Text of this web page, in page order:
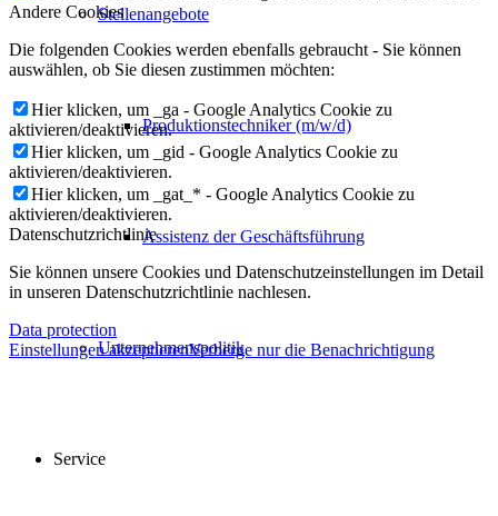
Stellenangebote
Produktionstechniker (m/w/d)
Assistenz der Geschäftsführung
Unternehmenspolitik
Service
Andere Cookies
Die folgenden Cookies werden ebenfalls gebraucht - Sie können
auswählen, ob Sie diesen zustimmen möchten:
Hier klicken, um _ga - Google Analytics Cookie zu
aktivieren/deaktivieren.
Hier klicken, um _gid - Google Analytics Cookie zu
aktivieren/deaktivieren.
Hier klicken, um _gat_* - Google Analytics Cookie zu
aktivieren/deaktivieren.
Datenschutzrichtlinie
Sie können unsere Cookies und Datenschutzeinstellungen im Detail
in unseren Datenschutzrichtlinie nachlesen.
Data protection
Einstellungen akzeptierenVerberge nur die Benachrichtigung